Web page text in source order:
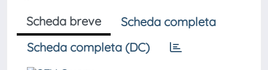
Scheda breve
Scheda completa
Scheda completa (DC)